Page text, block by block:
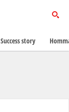
Success story